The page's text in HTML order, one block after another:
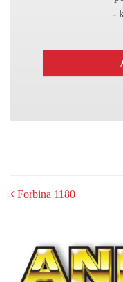
-
POST
Forbina 1180